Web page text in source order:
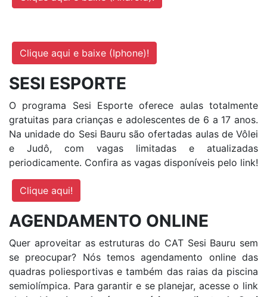
Clique aqui e baixe (Iphone)!
SESI ESPORTE
O programa Sesi Esporte oferece aulas totalmente
gratuitas para crianças e adolescentes de 6 a 17 anos.
Na unidade do Sesi Bauru são ofertadas aulas de Vôlei
e Judô, com vagas limitadas e atualizadas
periodicamente. Confira as vagas disponíveis pelo link!
Clique aqui!
AGENDAMENTO ONLINE
Quer aproveitar as estruturas do CAT Sesi Bauru sem
se preocupar? Nós temos agendamento online das
quadras poliesportivas e também das raias da piscina
semiolímpica. Para garantir e se planejar, acesse o link